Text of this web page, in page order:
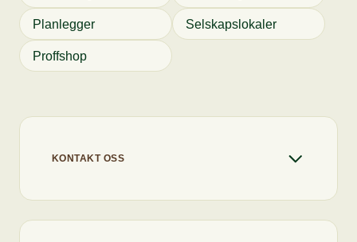
Planlegger Selskapslokaler
Proffshop
KONTAKT OSS